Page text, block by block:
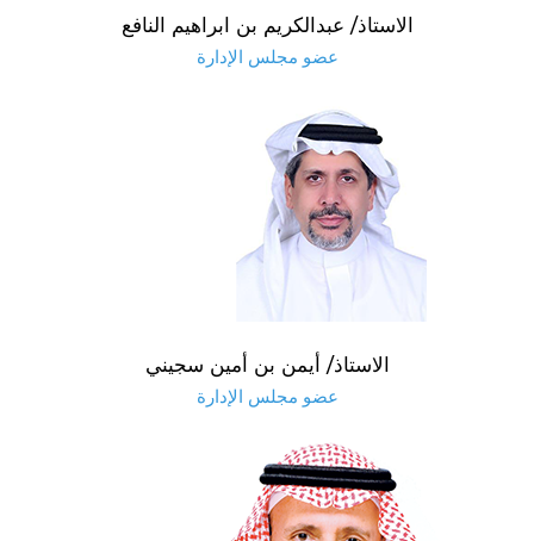
الاستاذ/ عبدالكريم بن ابراهيم النافع
عضو مجلس الإدارة
الاستاذ/ أيمن بن أمين سجيني
عضو مجلس الإدارة